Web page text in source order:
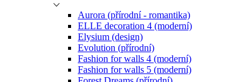
Aurora (přírodní - romantika)
ELLE decoration 4 (moderní)
Elysium (design)
Evolution (přírodní)
Fashion for walls 4 (moderní)
Fashion for walls 5 (moderní)